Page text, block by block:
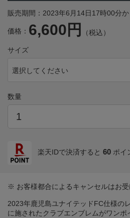
販売期間：2023年6月14日17時00分か
価格： 6,600円 （税込）
サイズ
選択してください
数量
楽天IDで決済すると 60 ポイ
※ お客様都合によるキャンセルはお受
2023年鹿児島ユナイテッドFC仕様の
に施されたクラブエンブレムがワン